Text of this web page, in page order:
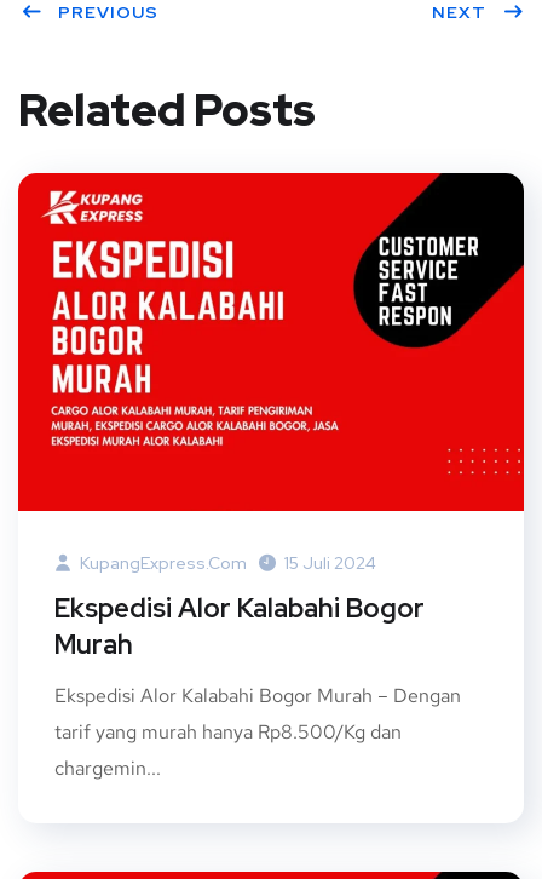
PREVIOUS NEXT
Related Posts
KupangExpress.com 15 Juli 2024
Ekspedisi Alor Kalabahi Bogor
Murah
Ekspedisi Alor Kalabahi Bogor Murah – Dengan
tarif yang murah hanya Rp8.500/Kg dan
chargemin...